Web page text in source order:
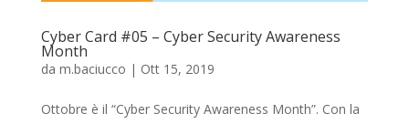
Cyber Card #05 – Cyber Security Awareness
Month
da m.baciucco | Ott 15, 2019
Ottobre è il “Cyber Security Awareness Month”. Con la